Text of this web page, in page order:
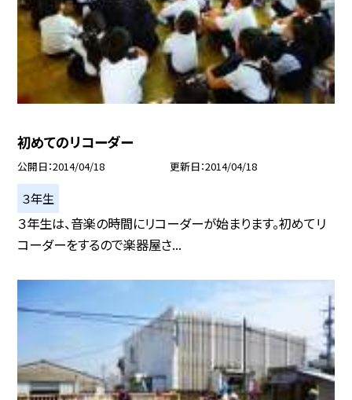
初めてのリコーダー
公開日 2014/04/18 更新日 2014/04/18
３年生
３年生は、音楽の時間にリコーダーが始まります。初めてリ
コーダーをするので楽器屋さ...